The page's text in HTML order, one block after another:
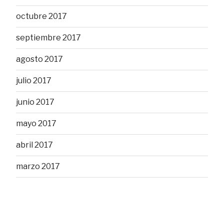
octubre 2017
septiembre 2017
agosto 2017
julio 2017
junio 2017
mayo 2017
abril 2017
marzo 2017